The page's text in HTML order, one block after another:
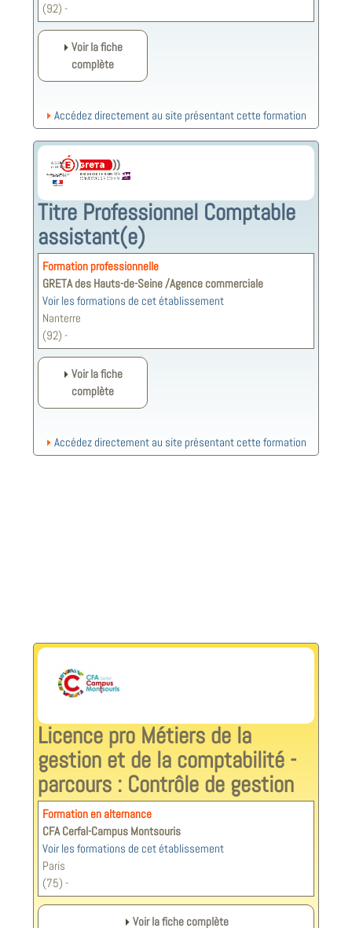
(92) -
Voir la fiche
complète
Accédez directement au site présentant cette formation
Titre Professionnel Comptable
assistant(e)
Formation professionnelle
GRETA des Hauts-de-Seine /Agence commerciale
Voir les formations de cet établissement
Nanterre
(92) -
Voir la fiche
complète
Accédez directement au site présentant cette formation
Licence pro Métiers de la
gestion et de la comptabilité -
parcours : Contrôle de gestion
Formation en alternance
CFA Cerfal-Campus Montsouris
Voir les formations de cet établissement
Paris
(75) -
Voir la fiche complète